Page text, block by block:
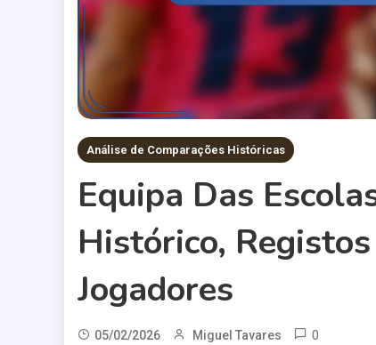
Análise de Comparações Históricas
Equipa Das
Histórico,
Jogadores
05/02/2026 Miguel Tavares 0